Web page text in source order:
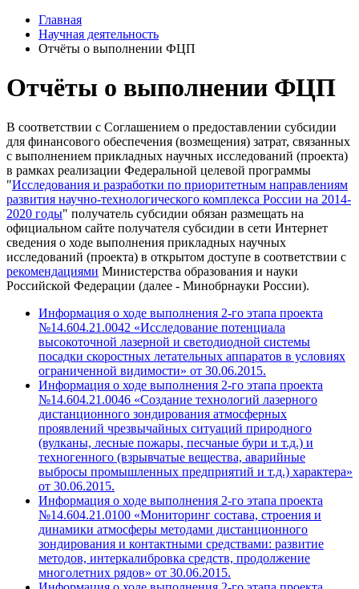
Главная
Научная деятельность
Отчёты о выполнении ФЦП
Отчёты о выполнении ФЦП
В соответствии с Соглашением о предоставлении субсидии
для финансового обеспечения (возмещения) затрат, связанных
с выполнением прикладных научных исследований (проекта)
в рамках реализации Федеральной целевой программы
"Исследования и разработки по приоритетным направлениям
развития научно-технологического комплекса России на 2014-
2020 годы" получатель субсидии обязан размещать на
официальном сайте получателя субсидии в сети Интернет
сведения о ходе выполнения прикладных научных
исследований (проекта) в открытом доступе в соответствии с
рекомендациями Министерства образования и науки
Российской Федерации (далее - Минобрнауки России).
Информация о ходе выполнения 2-го этапа проекта
№14.604.21.0042 «Исследование потенциала
высокоточной лазерной и светодиодной системы
посадки скоростных летательных аппаратов в условиях
ограниченной видимости» от 30.06.2015.
Информация о ходе выполнения 2-го этапа проекта
№14.604.21.0046 «Создание технологий лазерного
дистанционного зондирования атмосферных
проявлений чрезвычайных ситуаций природного
(вулканы, лесные пожары, песчаные бури и т.д.) и
техногенного (взрывчатые вещества, аварийные
выбросы промышленных предприятий и т.д.) характера»
от 30.06.2015.
Информация о ходе выполнения 2-го этапа проекта
№14.604.21.0100 «Мониторинг состава, строения и
динамики атмосферы методами дистанционного
зондирования и контактными средствами: развитие
методов, интеркалибровка средств, продолжение
многолетних рядов» от 30.06.2015.